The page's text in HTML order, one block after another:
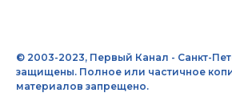
© 2003-2023, Первый Канал - Санкт-
защищены. Полное или частичное
материалов запрещено.